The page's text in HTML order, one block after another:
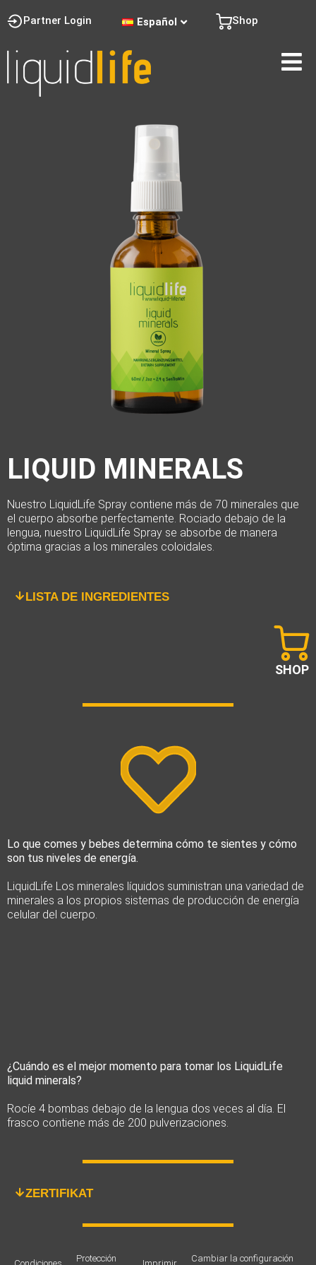
Partner Login Español Shop
LIQUID MINERALS
Nuestro LiquidLife Spray contiene más de 70 minerales que
el cuerpo absorbe perfectamente. Rociado debajo de la
lengua, nuestro LiquidLife Spray se absorbe de manera
óptima gracias a los minerales coloidales.
LISTA DE INGREDIENTES
SHOP
Lo que comes y bebes determina cómo te sientes y cómo
son tus niveles de energía.
LiquidLife Los minerales líquidos suministran una variedad de
minerales a los propios sistemas de producción de energía
celular del cuerpo.
¿Cuándo es el mejor momento para tomar los LiquidLife
liquid minerals?
Rocíe 4 bombas debajo de la lengua dos veces al día. El
frasco contiene más de 200 pulverizaciones.
ZERTIFIKAT
Protección
Cambiar la configuración